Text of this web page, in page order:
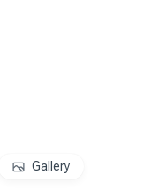
Gallery